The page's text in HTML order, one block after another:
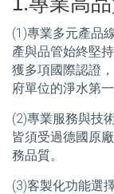
(1)專業多元產品
產與品管始終堅
獲多項國際認證
府單位的淨水第一
(2)專業服務與技
皆須受過德國原
務品質。
(3)客製化功能選